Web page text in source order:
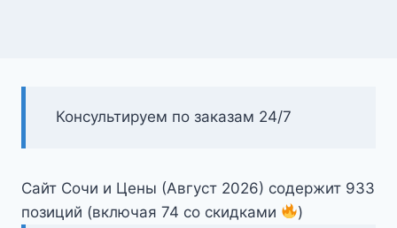
Консультируем по заказам 24/7
Сайт Сочи и Цены (Август 2026) содержит 933
позиций (включая 74 со скидками
)